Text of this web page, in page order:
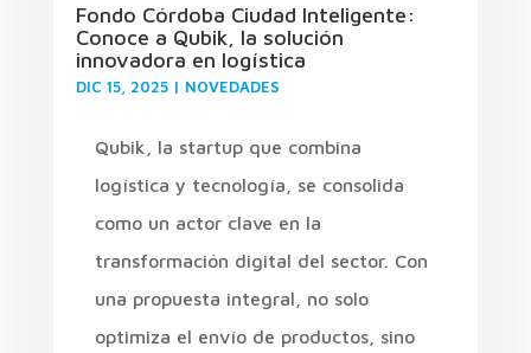
Fondo Córdoba Ciudad Inteligente:
Conoce a Qubik, la solución
innovadora en logística
DIC 15, 2025| NOVEDADES
Qubik, la startup que combina
logística y tecnología, se consolida
como un actor clave en la
transformación digital del sector. Con
una propuesta integral, no solo
optimiza el envío de productos, sino